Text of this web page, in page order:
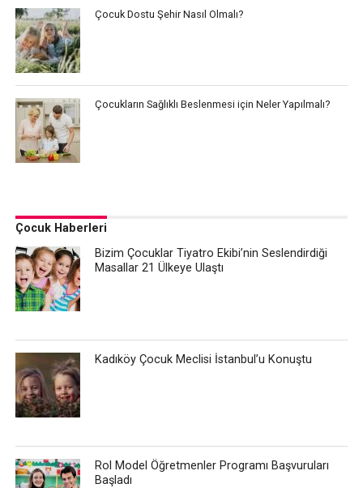
Çocuk Dostu Şehir Nasıl Olmalı?
Çocukların Sağlıklı Beslenmesi için Neler Yapılmalı?
Çocuk Haberleri
Bizim Çocuklar Tiyatro Ekibi’nin Seslendirdiği
Masallar 21 Ülkeye Ulaştı
Kadıköy Çocuk Meclisi İstanbul’u Konuştu
Rol Model Öğretmenler Programı Başvuruları
Başladı